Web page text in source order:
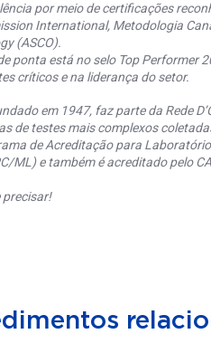
por meio de certificações
International, Metodologia
(ASCO).
ponta está no selo Top Performer
críticos e na liderança do setor.
em 1947, faz parte da Rede
de testes mais complexos
de Acreditação para
ML) e também é acreditado pelo
precisar!